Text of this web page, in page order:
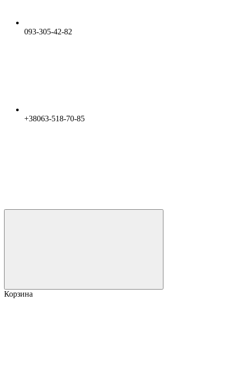
093-305-42-82
+38063-518-70-85
Корзина